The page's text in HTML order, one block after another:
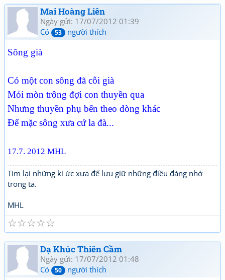
Mai Hoàng Liên
Ngày gửi: 17/07/2012 01:39
Có
53 người thích
Sông già
Có một con sông đã cỗi già
Mỏi mòn trông đợi con thuyền qua
Nhưng thuyền phụ bến theo dòng khác
Để mặc sông xưa cứ la đà...
17.7. 2012 MHL
Tìm lại những kí ức xưa để lưu giữ những điều đáng nhớ
trong ta.
MHL
☆
☆
☆
☆
☆
Dạ Khúc Thiên Cầm
Ngày gửi: 17/07/2012 01:48
Có
50 người thích